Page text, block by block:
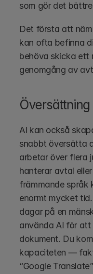
som gör det
Det första att
kan ofta befinna
behöva skicka ett
genomgång av
Översättning
AI kan också
snabbt översätta
arbetar över flera
hanterar avtal
främmande språk
enormt mycket
dagar på en
använda AI för
dokument. Du
kapaciteten —
“Google